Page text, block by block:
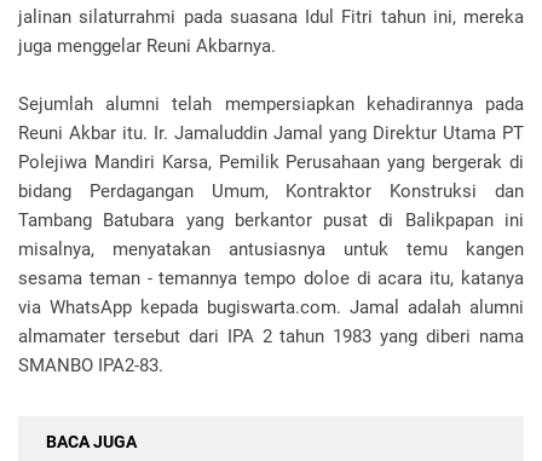
jalinan silaturrahmi pada suasana Idul Fitri tahun ini, mereka
juga menggelar Reuni Akbarnya.
Sejumlah alumni telah mempersiapkan kehadirannya pada
Reuni Akbar itu. Ir. Jamaluddin Jamal yang Direktur Utama PT
Polejiwa Mandiri Karsa, Pemilik Perusahaan yang bergerak di
bidang Perdagangan Umum, Kontraktor Konstruksi dan
Tambang Batubara yang berkantor pusat di Balikpapan ini
misalnya, menyatakan antusiasnya untuk temu kangen
sesama teman - temannya tempo doloe di acara itu, katanya
via WhatsApp kepada bugiswarta.com. Jamal adalah alumni
almamater tersebut dari IPA 2 tahun 1983 yang diberi nama
SMANBO IPA2-83.
BACA JUGA